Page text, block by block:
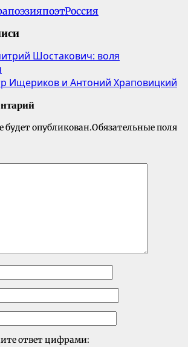
поэзияпоэтРоссия
Шостакович: воля
Ищериков и Антоний Храповицкий
будет опубликован.Обязательные поля
ответ цифрами: